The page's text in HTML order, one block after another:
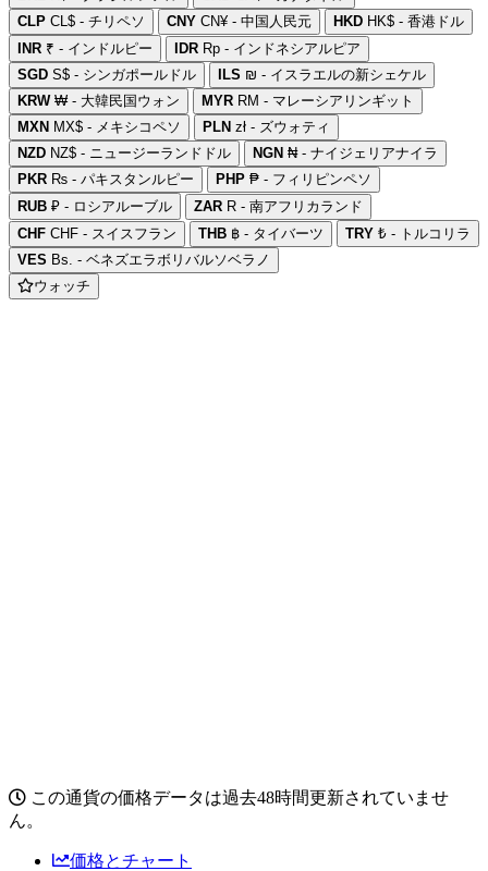
CLP CL$ - チリペソ CNY CN¥ - 中国人民元 HKD HK$ - 香港ドル
INR ₹ - インドルピー IDR Rp - インドネシアルピア
SGD S$ - シンガポールドル ILS ₪ - イスラエルの新シェケル
KRW₩ - 大韓民国ウォン MYR RM - マレーシアリンギット
MXN MX$ - メキシコペソ PLN zł - ズウォティ
NZD NZ$ - ニュージーランドドル NGN ₦ - ナイジェリアナイラ
PKR ₨ - パキスタンルピー PHP ₱ - フィリピンペソ
RUB ₽ - ロシアルーブル ZAR R - 南アフリカランド
CHF CHF - スイスフラン THB ฿ - タイバーツ TRY ₺ - トルコリラ
VES Bs. - ベネズエラボリバルソベラノ
ウォッチ
この通貨の価格データは過去48時間更新されていませ
ん。
価格とチャート